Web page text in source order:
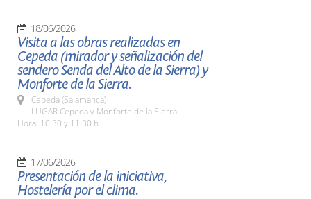
18/06/2026
Visita a las obras realizadas en
Cepeda (mirador y señalización del
sendero Senda del Alto de la Sierra) y
Monforte de la Sierra.
Cepeda (Salamanca)
LUGAR Cepeda y Monforte de la Sierra
Hora: 10:30 y 11:30 h.
17/06/2026
Presentación de la iniciativa,
Hostelería por el clima.